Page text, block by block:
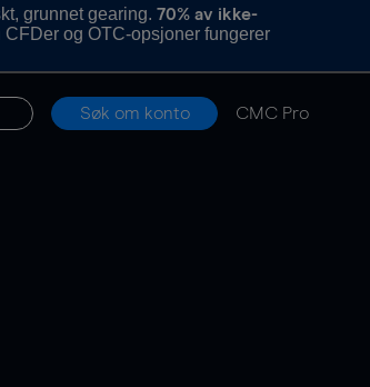
grunnet gearing.70% av ikke-
og OTC-opsjoner fungerer
Søk om konto CMC Pro